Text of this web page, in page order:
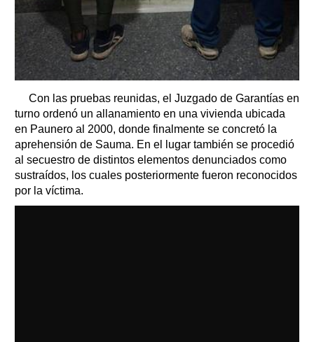
Con las pruebas reunidas, el Juzgado de Garantías en
turno ordenó un allanamiento en una vivienda ubicada
en Paunero al 2000, donde finalmente se concretó la
aprehensión de Sauma. En el lugar también se procedió
al secuestro de distintos elementos denunciados como
sustraídos, los cuales posteriormente fueron reconocidos
por la víctima.